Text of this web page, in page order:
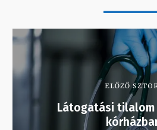
ELŐZŐ
Látogatási tilalom